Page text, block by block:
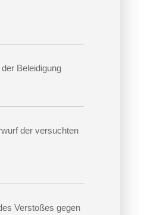
Beleidigung
der versuchten
Verstoßes gegen